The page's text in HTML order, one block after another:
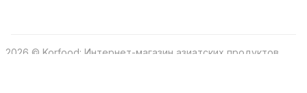
2026 © Korfood: Интернет-магазин азиатских продуктов